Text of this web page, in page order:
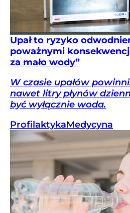
Upał to ryzyko
poważnymi
za mało wody”
W czasie upałów
nawet litry płynów
być wyłącznie woda.
ProfilaktykaMedycyna